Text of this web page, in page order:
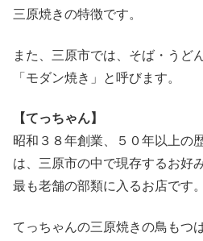
三原焼きの特徴です。
また、三原市では、そば・うど
「モダン焼き」と呼びます。
【てっちゃん】
昭和３８年創業、５０年以上の
は、三原市の中で現存するお好
最も老舗の部類に入るお店です。
てっちゃんの三原焼きの鳥もつ